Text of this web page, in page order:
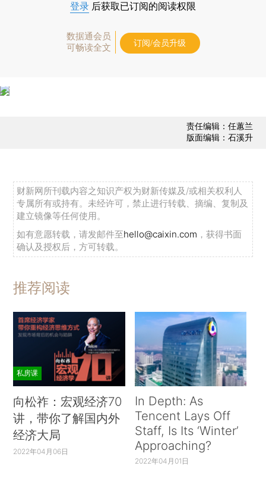
登录 后获取已订阅的阅读权限
数据通会员
可畅读全文
订阅/会员升级
责任编辑：任蕙兰
版面编辑：石溪升
财新网所刊载内容之知识产权为财新传媒及/或相关权利人
专属所有或持有。未经许可，禁止进行转载、摘编、复制及
建立镜像等任何使用。
如有意愿转载，请发邮件至hello@caixin.com ，获得书面
确认及授权后，方可转载。
推荐阅读
私房课
向松祚：宏观经济70
讲，带你了解国内外
经济大局
2022年04月06日
In Depth: As
Tencent Lays Off
Staff, Is Its ‘Winter’
Approaching?
2022年04月01日